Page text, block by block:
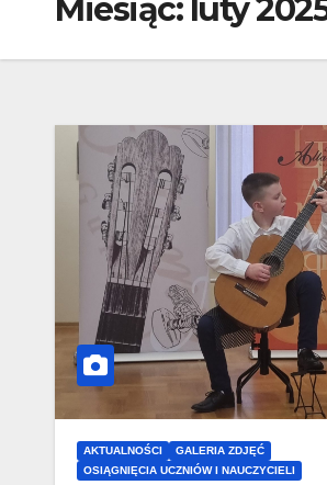
Miesiąc: luty
AKTUALNOŚCI
GALERIA ZDJĘĆ
OSIĄGNIĘCIA UCZNIÓW I NAUCZYCIELI